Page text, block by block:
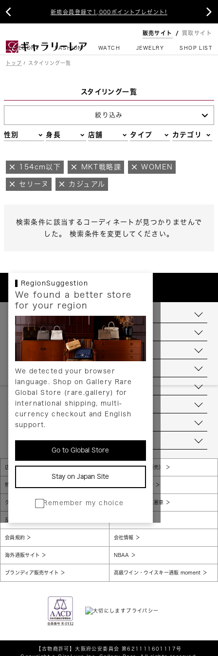
新規会員登録で1,000ポイントプレゼント!
 
販売サイト 買取サイト
CATEGORY FASHION WATCH JEWELRY SHOP LIST
トップ スタイリング一覧
スタイリング一覧
絞り込み
性別 身長 店舗 タイプ カテゴリ
154cm以下 MKT戦略課 WOMEN
セリーヌ カジュアル
検索条件に該当するコーディネートが見つかりませんで
した。 検索条件を変更してください。
RegionSuggestion
We found a better store
for your region
We detected your browser
language. Shop on Gallery Rare
Global Store (rare.gallery) for
international shipping, multi-
currency checkout and English
support.
Go to Global Store
Stay on Japan Site
Remember my choice
お支払いについて
配送について
送料について
返品について
ヘルプ
お問い合わせ
当店について
店舗一覧 販売規約（店頭販売）
特定商取引法に基づく表示 個人情報保護方針
グローバルプライバシーポリシー コンプライアンス憲章
反社会的勢力に対する基本方針
会員規約 会社情報
海外通販サイト NBAA
ブランディア販売サイト 高級ワイン・ウイスキー通販 moment
【古物商許可】大阪府公安委員会 第621111601117号